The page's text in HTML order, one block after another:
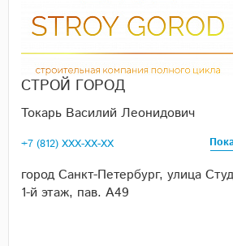
СТРОЙ ГОРОД
Токарь Василий Леонидович
+7 (812) XXX-XX-XX
город Санкт-Петербург, улица
1-й этаж, пав. А49